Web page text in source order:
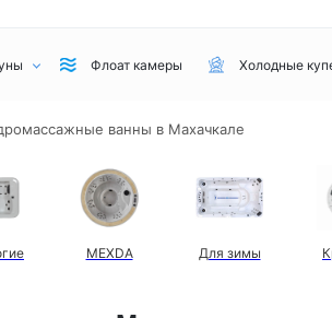
NordicSpa
Joy Spa
Флоат камеры Холодные
ванны в Махачкале
MEXDA Для зимы